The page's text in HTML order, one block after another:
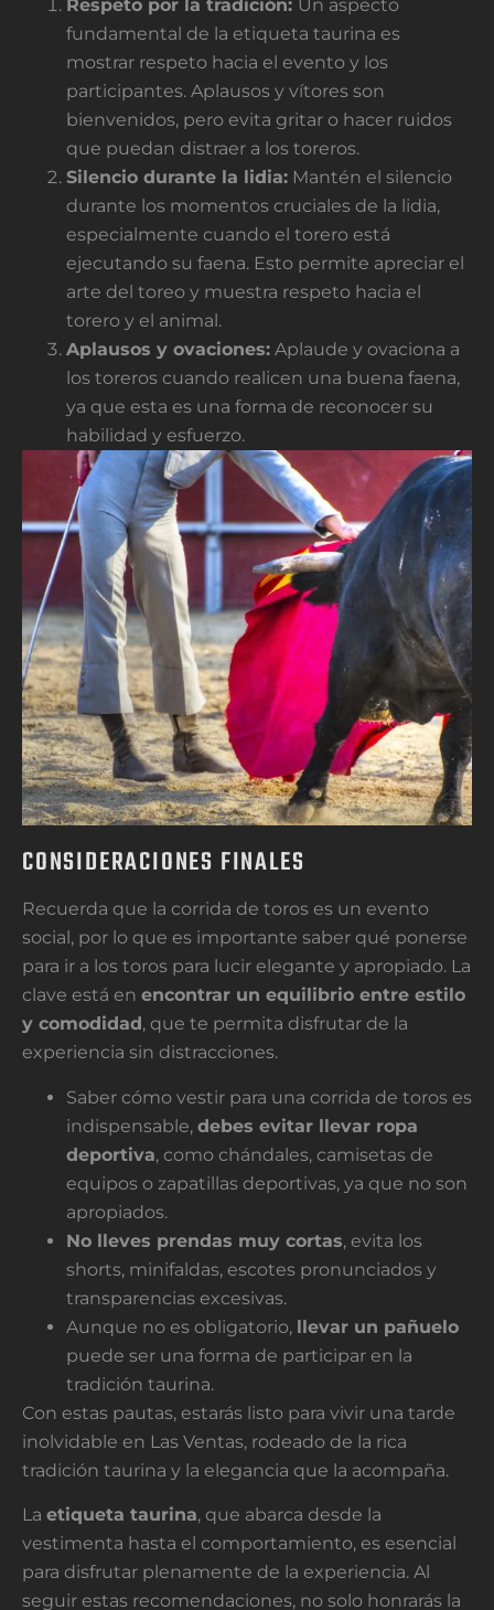
Respeto por la tradición: Un aspecto
fundamental de la etiqueta taurina es
mostrar respeto hacia el evento y los
participantes. Aplausos y vítores son
bienvenidos, pero evita gritar o hacer ruidos
que puedan distraer a los toreros.
Silencio durante la lidia: Mantén el silencio
durante los momentos cruciales de la lidia,
especialmente cuando el torero está
ejecutando su faena. Esto permite apreciar el
arte del toreo y muestra respeto hacia el
torero y el animal.
Aplausos y ovaciones: Aplaude y ovaciona a
los toreros cuando realicen una buena faena,
ya que esta es una forma de reconocer su
habilidad y esfuerzo.
CONSIDERACIONES FINALES
Recuerda que la corrida de toros es un evento
social, por lo que es importante saber qué ponerse
para ir a los toros para lucir elegante y apropiado. La
clave está en encontrar un equilibrio entre estilo
y comodidad , que te permita disfrutar de la
experiencia sin distracciones.
Saber cómo vestir para una corrida de toros es
indispensable, debes evitar llevar ropa
deportiva, como chándales, camisetas de
equipos o zapatillas deportivas, ya que no son
apropiados.
No lleves prendas muy cortas, evita los
shorts, minifaldas, escotes pronunciados y
transparencias excesivas.
Aunque no es obligatorio, llevar un pañuelo
puede ser una forma de participar en la
tradición taurina.
Con estas pautas, estarás listo para vivir una tarde
inolvidable en Las Ventas, rodeado de la rica
tradición taurina y la elegancia que la acompaña.
La etiqueta taurina, que abarca desde la
vestimenta hasta el comportamiento, es esencial
para disfrutar plenamente de la experiencia. Al
seguir estas recomendaciones, no solo honrarás la